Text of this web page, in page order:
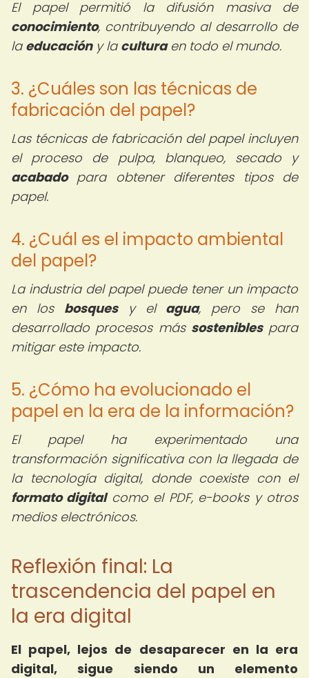
El papel permitió la difusión masiva de
conocimiento, contribuyendo al desarrollo de
la educacióny la culturaen todo el mundo.
3. ¿Cuáles son las técnicas de
fabricación del papel?
Las técnicas de fabricación del papel incluyen
el proceso de pulpa, blanqueo, secado y
acabadopara obtener diferentes tipos de
papel.
4. ¿Cuál es el impacto ambiental
del papel?
La industria del papel puede tener un impacto
en los bosquesy el agua, pero se han
desarrollado procesos más sosteniblespara
mitigar este impacto.
5. ¿Cómo ha evolucionado el
papel en la era de la información?
El papel ha experimentado una
transformación significativa con la llegada de
la tecnología digital, donde coexiste con el
formato digitalcomo el PDF, e-books y otros
medios electrónicos.
Reflexión final: La
trascendencia del papel en
la era digital
El papel, lejos de desaparecer en la era
digital, sigue siendo un elemento